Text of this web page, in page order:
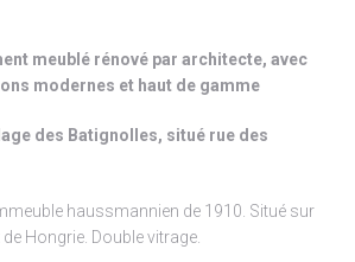
meublé rénové par architecte, avec
modernes et haut de gamme
des Batignolles, situé rue des
haussmannien de 1910. Situé sur
Hongrie. Double vitrage.